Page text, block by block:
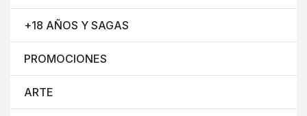
+18 AÑOS Y SAGAS
PROMOCIONES
ARTE